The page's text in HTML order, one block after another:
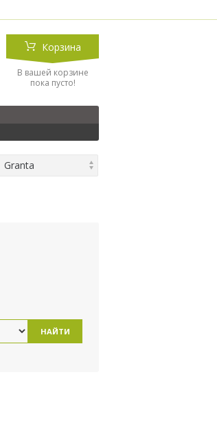
Корзина
В вашей корзине
пока пусто!
Granta
НАЙТИ